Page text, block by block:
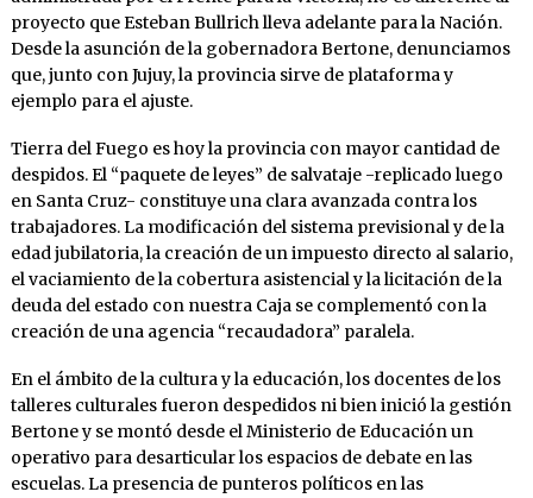
proyecto que Esteban Bullrich lleva adelante para la Nación.
Desde la asunción de la gobernadora Bertone, denunciamos
que, junto con Jujuy, la provincia sirve de plataforma y
ejemplo para el ajuste.
Tierra del Fuego es hoy la provincia con mayor cantidad de
despidos. El “paquete de leyes” de salvataje -replicado luego
en Santa Cruz- constituye una clara avanzada contra los
trabajadores. La modificación del sistema previsional y de la
edad jubilatoria, la creación de un impuesto directo al salario,
el vaciamiento de la cobertura asistencial y la licitación de la
deuda del estado con nuestra Caja se complementó con la
creación de una agencia “recaudadora” paralela.
En el ámbito de la cultura y la educación, los docentes de los
talleres culturales fueron despedidos ni bien inició la gestión
Bertone y se montó desde el Ministerio de Educación un
operativo para desarticular los espacios de debate en las
escuelas. La presencia de punteros políticos en las